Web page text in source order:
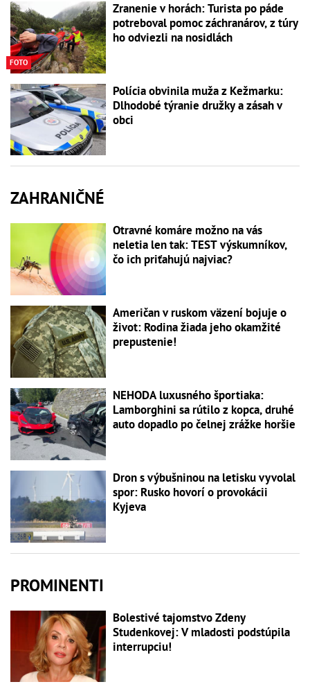
FOTO
Zranenie v horách: Turista po páde
potreboval pomoc záchranárov, z túry
ho odviezli na nosidlách
Polícia obvinila muža z Kežmarku:
Dlhodobé týranie družky a zásah v
obci
ZAHRANIČNÉ
Otravné komáre možno na vás
neletia len tak: TEST výskumníkov,
čo ich priťahujú najviac?
Američan v ruskom väzení bojuje o
život: Rodina žiada jeho okamžité
prepustenie!
NEHODA luxusného športiaka:
Lamborghini sa rútilo z kopca, druhé
auto dopadlo po čelnej zrážke horšie
Dron s výbušninou na letisku vyvolal
spor: Rusko hovorí o provokácii
Kyjeva
PROMINENTI
Bolestivé tajomstvo Zdeny
Studenkovej: V mladosti podstúpila
interrupciu!